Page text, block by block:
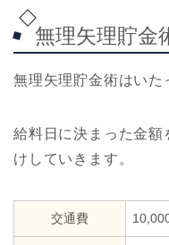
無理矢理貯金
無理矢理貯金術はいた
給料日に決まった金額
けしていきます。
交通費